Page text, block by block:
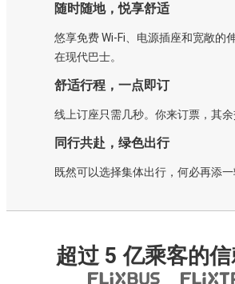
随时随地，悦享舒适
悠享免费 Wi-Fi、电源插座和宽敞的
在现代巴士。
舒适行程，一点即订
线上订座只需几秒。你来订票，其余
同行共赴，绿色出行
既然可以选择集体出行，何必再添
超过 5 亿乘客的